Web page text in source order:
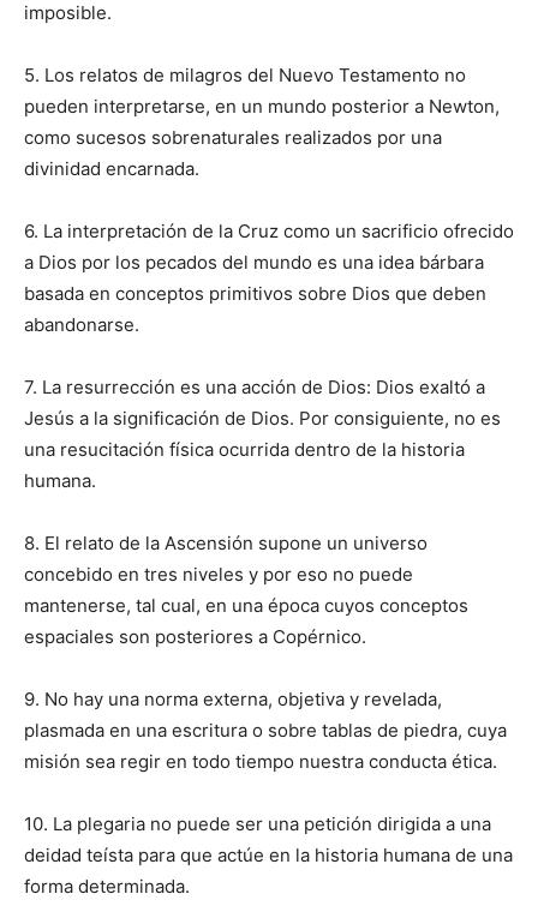
imposible.
5. Los relatos de milagros del Nuevo Testamento no
pueden interpretarse, en un mundo posterior a Newton,
como sucesos sobrenaturales realizados por una
divinidad encarnada.
6. La interpretación de la Cruz como un sacrificio ofrecido
a Dios por los pecados del mundo es una idea bárbara
basada en conceptos primitivos sobre Dios que deben
abandonarse.
7. La resurrección es una acción de Dios: Dios exaltó a
Jesús a la significación de Dios. Por consiguiente, no es
una resucitación física ocurrida dentro de la historia
humana.
8. El relato de la Ascensión supone un universo
concebido en tres niveles y por eso no puede
mantenerse, tal cual, en una época cuyos conceptos
espaciales son posteriores a Copérnico.
9. No hay una norma externa, objetiva y revelada,
plasmada en una escritura o sobre tablas de piedra, cuya
misión sea regir en todo tiempo nuestra conducta ética.
10. La plegaria no puede ser una petición dirigida a una
deidad teísta para que actúe en la historia humana de una
forma determinada.